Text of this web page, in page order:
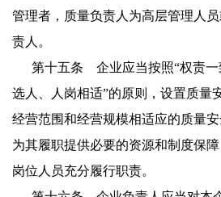
管理者，质量负责人为高层管理人
责人。
第十五条 企业应当按照“权责
选人、人岗相适”的原则，设置质量
经营范围和经营规模相适应的质量
为其履职提供必要的资源和制度保
岗位人员充分履行职责。